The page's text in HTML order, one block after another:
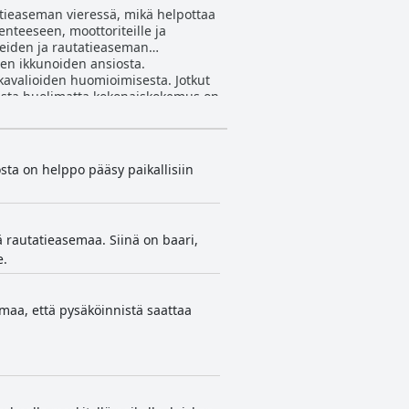
vieressä, mikä helpottaa
moottoriteille ja
ja rautatieaseman
ikkunoiden ansiosta.
huomioimisesta. Jotkut
huolimatta kokonaiskokemus on
käyttömukavuutta. Vieraat
erityisesti vilkkaiden
lisän. Joitakin pieniä
mukavuutta ja vetovoimaa.
tilat että huoneet on huomattu
joka parantaa
pysäköinti tarjoaa halvempia
hyvin varusteltuja
henkilökunnalla ja
positiivinen, mikä tekee
on helppo pääsy paikallisiin
Siinä on baari,
että pysäköinnistä saattaa